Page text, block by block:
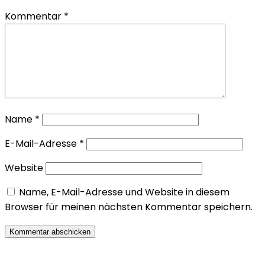
Kommentar *
Name *
E-Mail-Adresse *
Website
Name, E-Mail-Adresse und Website in diesem
Browser für meinen nächsten Kommentar speichern.